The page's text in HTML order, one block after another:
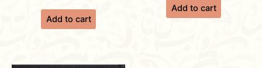
Add to cart
Add to cart